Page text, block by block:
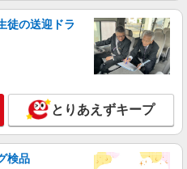
徒の送迎ドラ
とりあえずキープ
検品